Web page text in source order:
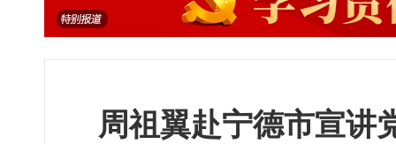
周祖翼赴宁德市宣讲